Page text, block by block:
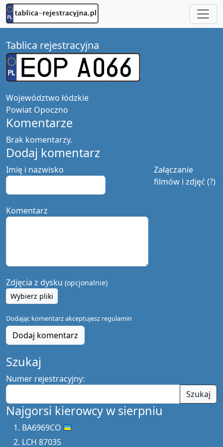
Tablica rejestracyjna
Województwo łódzkie
Powiat Opoczno
Komentarze
Brak komentarzy.
Dodaj komentarz
Załączanie
filmów i zdjęć (?)
Imię i nazwisko
Komentarz
Zdjęcia z dysku (opcjonalnie)
Wybierz pliki
Dodając komentarz akceptujesz regulamin
Dodaj komentarz
Szukaj
Numer rejestracyjny:
Szukaj
Najgorsi kierowcy w sierpniu
BA6969CO
LCH 87035